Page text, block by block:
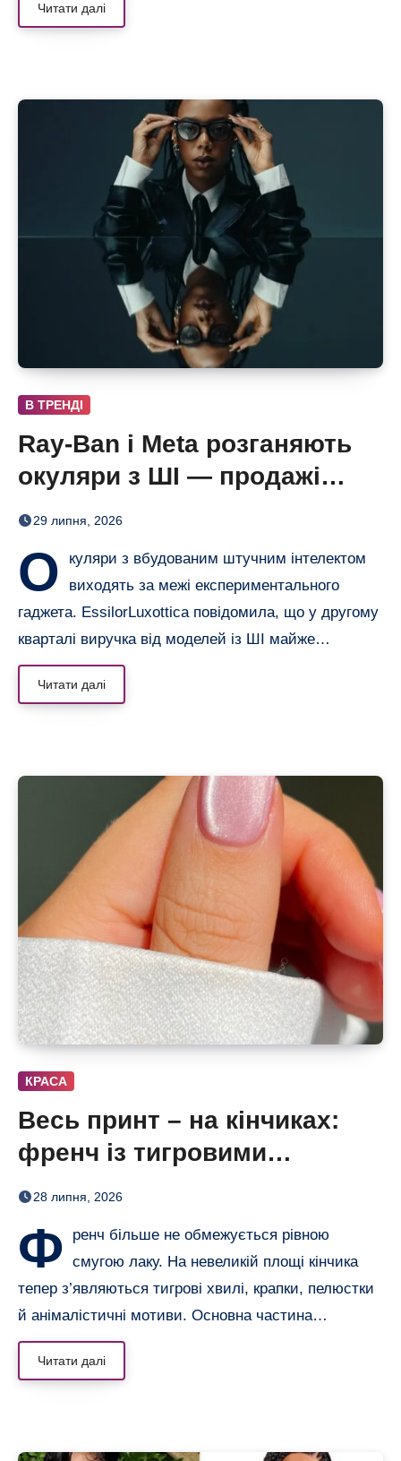
Читати далі
В ТРЕНДІ
Ray-Ban і Meta розганяють
окуляри з ШІ — продажі
майже подвоїлися
29 липня, 2026
О
куляри з вбудованим штучним інтелектом
виходять за межі експериментального
гаджета. EssilorLuxottica повідомила, що у другому
кварталі виручка від моделей із ШІ майже…
Читати далі
КРАСА
Весь принт – на кінчиках:
френч із тигровими
смугами, квітами і хвилями
28 липня, 2026
Ф
ренч більше не обмежується рівною
смугою лаку. На невеликій площі кінчика
тепер з’являються тигрові хвилі, крапки, пелюстки
й анімалістичні мотиви. Основна частина…
Читати далі